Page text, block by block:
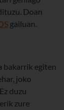
Doan
gailuan.
bakarrik egiten
joko
duzu
zure